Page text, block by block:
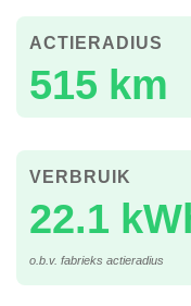
515 km
ACTIERADIUS
22.1
VERBRUIK
o.b.v. fabrieks actieradius